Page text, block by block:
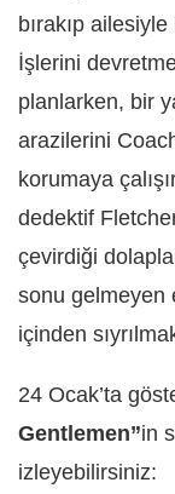
bırakıp
İşlerini
planlarken, bir
arazilerini
korumaya
dedektif
çevirdiği
sonu gelmeyen
içinden
24 Ocak’ta
Gentlemen”in
izleyebilirsiniz: